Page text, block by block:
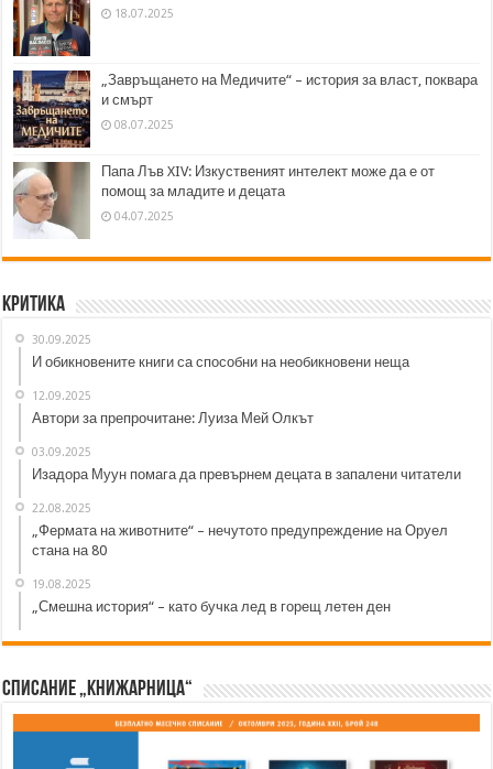
18.07.2025
„Завръщането на Медичите“ – история за власт, поквара
и смърт
08.07.2025
Папа Лъв XIV: Изкуственият интелект може да е от
помощ за младите и децата
04.07.2025
Критика
30.09.2025
И обикновените книги са способни на необикновени неща
12.09.2025
Автори за препрочитане: Луиза Мей Олкът
03.09.2025
Изадора Муун помага да превърнем децата в запалени читатели
22.08.2025
„Фермата на животните“ – нечутото предупреждение на Оруел
стана на 80
19.08.2025
„Смешна история“ – като бучка лед в горещ летен ден
Списание „Книжарница“